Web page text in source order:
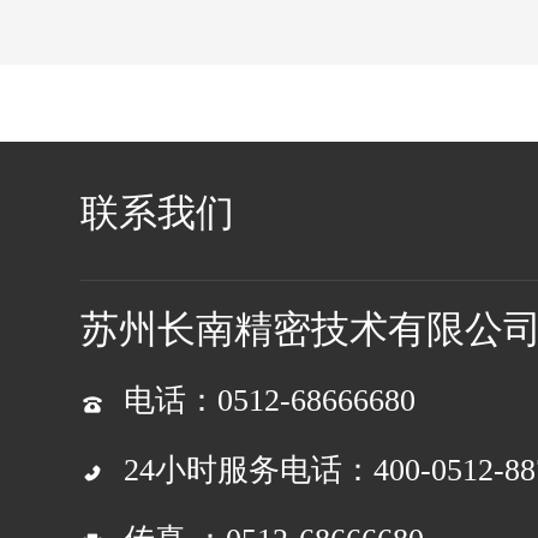
联系我们
苏州长南精密技术有限公
电话：0512-68666680
24小时服务电话：400-0512-